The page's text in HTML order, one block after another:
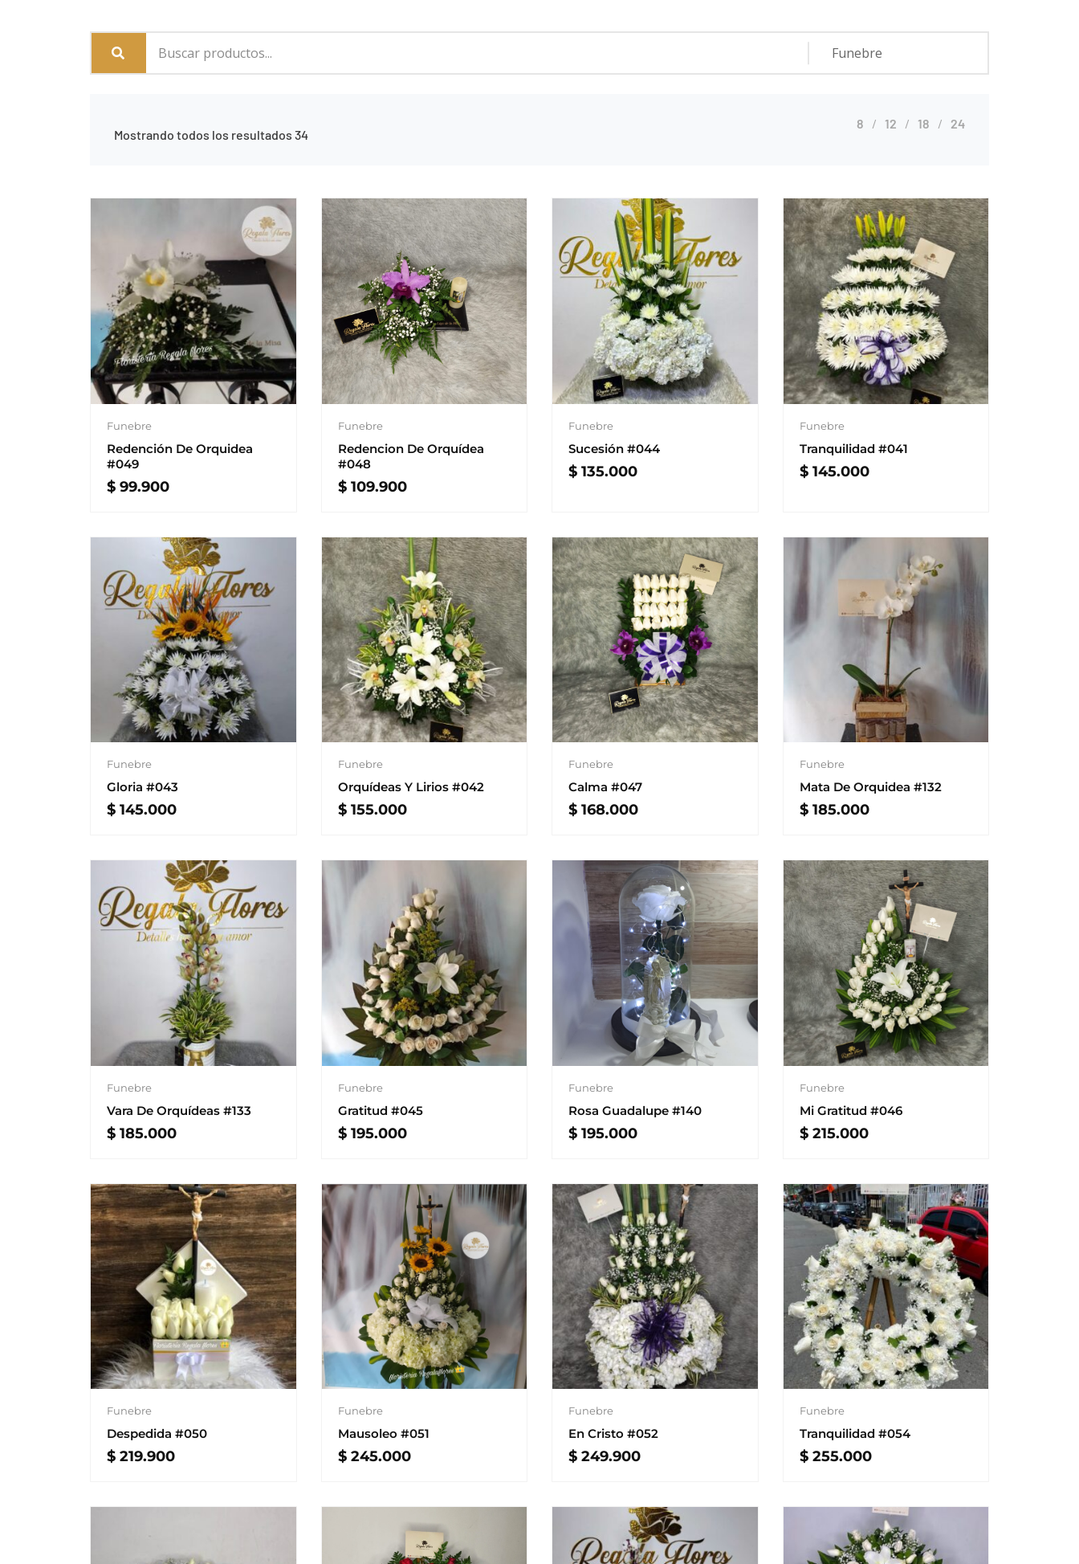
Mostrando todos los resultados 34
8 12 18 24
Funebre
Redención De Orquidea
#049
$ 99.900
Funebre
Redencion De Orquídea
#048
$109.900
Funebre
Sucesión #044
$ 135.000
Funebre
Tranquilidad #041
$145.000
Funebre
Gloria #043
$ 145.000
Funebre
Orquídeas Y Lirios #042
$155.000
Funebre
Calma #047
$ 168.000
Funebre
Mata De Orquidea #132
$185.000
Funebre
Vara De Orquídeas #133
$ 185.000
Funebre
Gratitud #045
$195.000
Funebre
Rosa Guadalupe #140
$ 195.000
Funebre
Mi Gratitud #046
$215.000
Funebre
Despedida #050
$ 219.900
Funebre
Mausoleo #051
$245.000
Funebre
En Cristo #052
$ 249.900
Funebre
Tranquilidad #054
$255.000